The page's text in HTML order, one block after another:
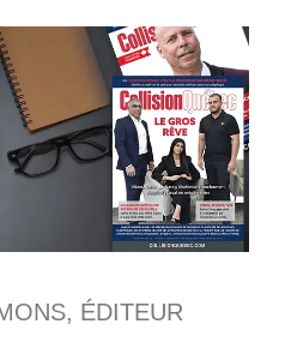
ÉDITEUR